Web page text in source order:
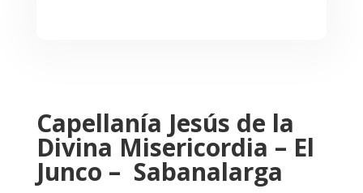
Capellanía Jesús de la
Divina Misericordia – El
Junco – Sabanalarga